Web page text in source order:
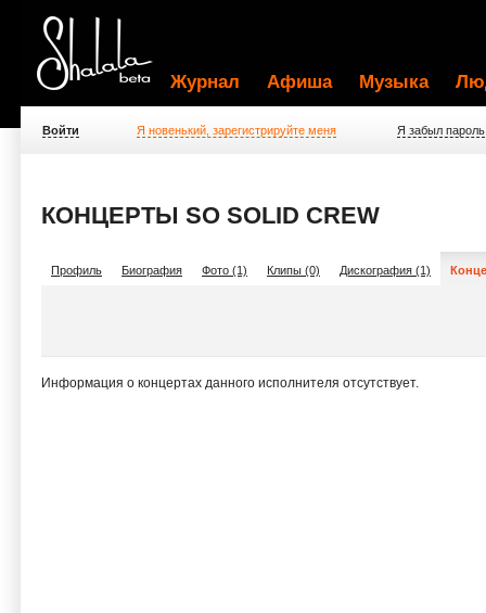
Журнал Афиша Музыка
Войти Я новенький, зарегистрируйте меня Я забыл пароль
КОНЦЕРТЫ SO SOLID CREW
Профиль Биография Фото (1) Клипы (0) Дискография (1)
Информация о концертах данного исполнителя отсутствует.